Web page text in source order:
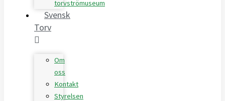
torvströmuseum
Svensk
Torv
Om
oss
Kontakt
Styrelsen